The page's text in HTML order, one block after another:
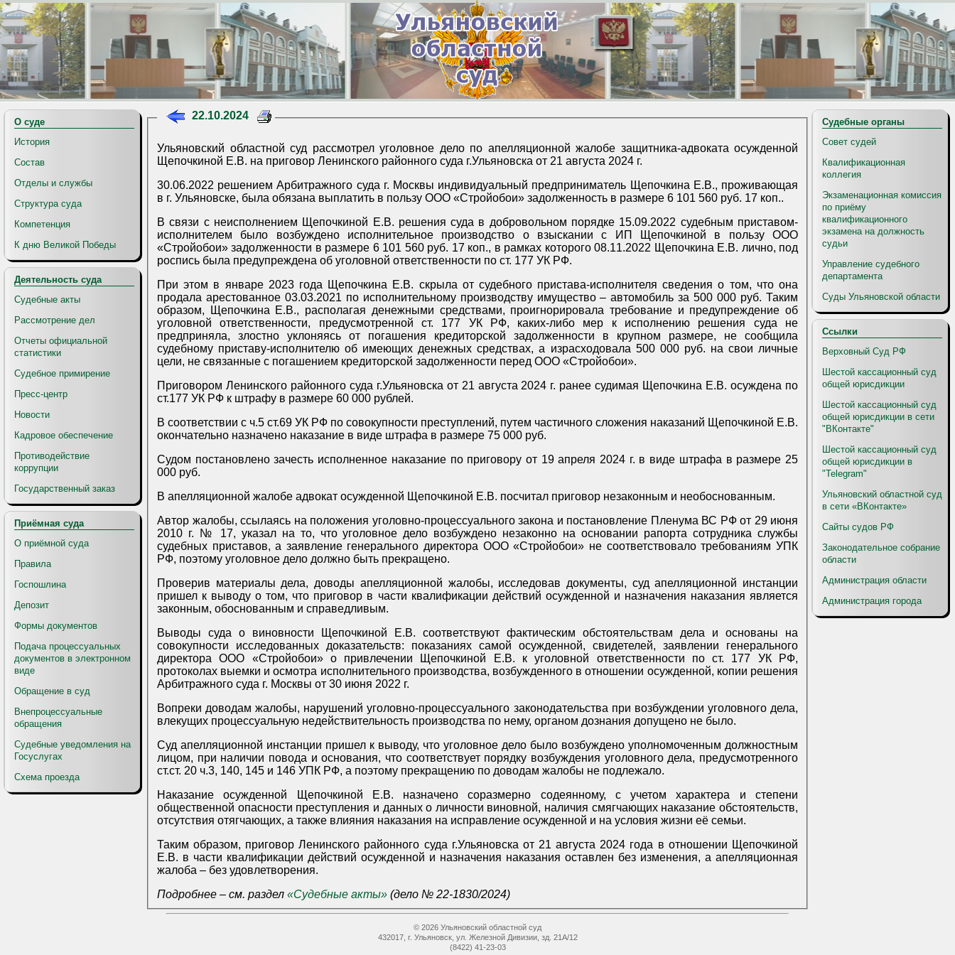
О суде
История
Состав
Отделы и службы
Структура суда
Компетенция
К дню Великой Победы
Деятельность суда
Судебные акты
Рассмотрение дел
Отчеты официальной
статистики
Судебное примирение
Пресс-центр
Новости
Кадровое обеспечение
Противодействие
коррупции
Государственный заказ
Приёмная суда
О приёмной суда
Правила
Госпошлина
Депозит
Формы документов
Подача процессуальных
документов в электронном
виде
Обращение в суд
Внепроцессуальные
обращения
Судебные уведомления на
Госуслугах
Схема проезда
22.10.2024
Ульяновский областной суд рассмотрел уголовное дело по апелляционной жалобе защитника-адвоката осужденной
Щепочкиной Е.В. на приговор Ленинского районного суда г.Ульяновска от 21 августа 2024 г.
30.06.2022 решением Арбитражного суда г. Москвы индивидуальный предприниматель Щепочкина Е.В., проживающая
в г. Ульяновске, была обязана выплатить в пользу ООО «Стройобои» задолженность в размере 6 101 560 руб. 17 коп..
В связи с неисполнением Щепочкиной Е.В. решения суда в добровольном порядке 15.09.2022 судебным приставом-
исполнителем было возбуждено исполнительное производство о взыскании с ИП Щепочкиной в пользу ООО
«Стройобои» задолженности в размере 6 101 560 руб. 17 коп., в рамках которого 08.11.2022 Щепочкина Е.В. лично, под
роспись была предупреждена об уголовной ответственности по ст. 177 УК РФ.
При этом в январе 2023 года Щепочкина Е.В. скрыла от судебного пристава-исполнителя сведения о том, что она
продала арестованное 03.03.2021 по исполнительному производству имущество – автомобиль за 500 000 руб. Таким
образом, Щепочкина Е.В., располагая денежными средствами, проигнорировала требование и предупреждение об
уголовной ответственности, предусмотренной ст. 177 УК РФ, каких-либо мер к исполнению решения суда не
предприняла, злостно уклоняясь от погашения кредиторской задолженности в крупном размере, не сообщила
судебному приставу-исполнителю об имеющих денежных средствах, а израсходовала 500 000 руб. на свои личные
цели, не связанные с погашением кредиторской задолженности перед ООО «Стройобои».
Приговором Ленинского районного суда г.Ульяновска от 21 августа 2024 г. ранее судимая Щепочкина Е.В. осуждена по
ст.177 УК РФ к штрафу в размере 60 000 рублей.
В соответствии с ч.5 ст.69 УК РФ по совокупности преступлений, путем частичного сложения наказаний Щепочкиной Е.В.
окончательно назначено наказание в виде штрафа в размере 75 000 руб.
Судом постановлено зачесть исполненное наказание по приговору от 19 апреля 2024 г. в виде штрафа в размере 25
000 руб.
В апелляционной жалобе адвокат осужденной Щепочкиной Е.В. посчитал приговор незаконным и необоснованным.
Автор жалобы, ссылаясь на положения уголовно-процессуального закона и постановление Пленума ВС РФ от 29 июня
2010 г. № 17, указал на то, что уголовное дело возбуждено незаконно на основании рапорта сотрудника службы
судебных приставов, а заявление генерального директора ООО «Стройобои» не соответствовало требованиям УПК
РФ, поэтому уголовное дело должно быть прекращено.
Проверив материалы дела, доводы апелляционной жалобы, исследовав документы, суд апелляционной инстанции
пришел к выводу о том, что приговор в части квалификации действий осужденной и назначения наказания является
законным, обоснованным и справедливым.
Выводы суда о виновности Щепочкиной Е.В. соответствуют фактическим обстоятельствам дела и основаны на
совокупности исследованных доказательств: показаниях самой осужденной, свидетелей, заявлении генерального
директора ООО «Стройобои» о привлечении Щепочкиной Е.В. к уголовной ответственности по ст. 177 УК РФ,
протоколах выемки и осмотра исполнительного производства, возбужденного в отношении осужденной, копии решения
Арбитражного суда г. Москвы от 30 июня 2022 г.
Вопреки доводам жалобы, нарушений уголовно-процессуального законодательства при возбуждении уголовного дела,
влекущих процессуальную недействительность производства по нему, органом дознания допущено не было.
Суд апелляционной инстанции пришел к выводу, что уголовное дело было возбуждено уполномоченным должностным
лицом, при наличии повода и основания, что соответствует порядку возбуждения уголовного дела, предусмотренного
ст.ст. 20 ч.3, 140, 145 и 146 УПК РФ, а поэтому прекращению по доводам жалобы не подлежало.
Наказание осужденной Щепочкиной Е.В. назначено соразмерно содеянному, с учетом характера и степени
общественной опасности преступления и данных о личности виновной, наличия смягчающих наказание обстоятельств,
отсутствия отягчающих, а также влияния наказания на исправление осужденной и на условия жизни её семьи.
Таким образом, приговор Ленинского районного суда г.Ульяновска от 21 августа 2024 года в отношении Щепочкиной
Е.В. в части квалификации действий осужденной и назначения наказания оставлен без изменения, а апелляционная
жалоба – без удовлетворения.
Подробнее – см. раздел «Судебные акты» (дело № 22-1830/2024)
Судебные органы
Совет судей
Квалификационная
коллегия
Экзаменационная комиссия
по приёму
квалификационного
экзамена на должность
судьи
Управление судебного
департамента
Суды Ульяновской области
Ссылки
Верховный Суд РФ
Шестой кассационный суд
общей юрисдикции
Шестой кассационный суд
общей юрисдикции в сети
"ВКонтакте"
Шестой кассационный суд
общей юрисдикции в
"Telegram"
Ульяновский областной суд
в сети «ВКонтакте»
Сайты судов РФ
Законодательное собрание
области
Администрация области
Администрация города
© 2026 Ульяновский областной суд
432017, г. Ульяновск, ул. Железной Дивизии, зд. 21А/12
(8422) 41-23-03